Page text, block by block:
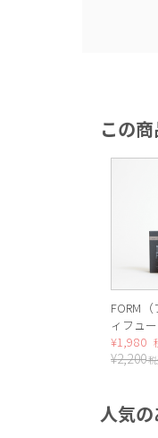
この
FORM
ィフュ
100ml
¥1,980
¥2,200
人気